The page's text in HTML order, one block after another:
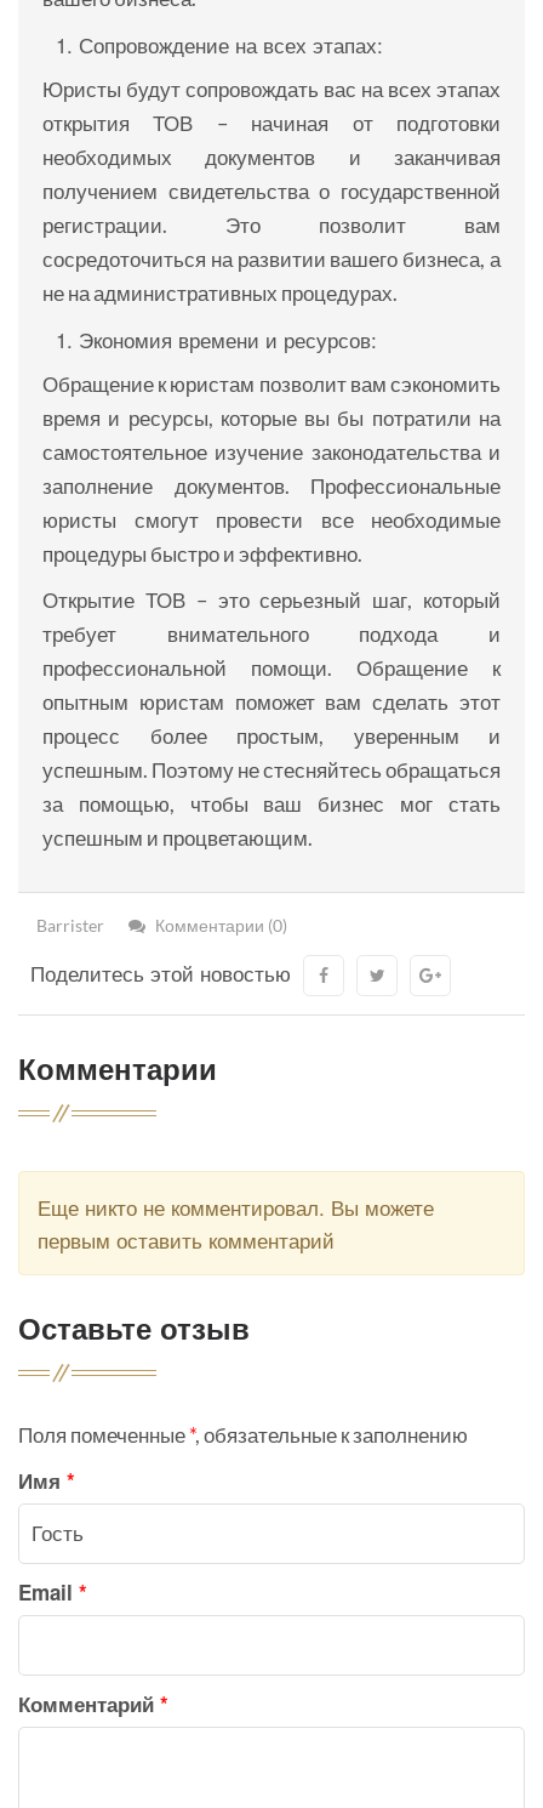
Сопровождение на всех этапах:
Юристы будут сопровождать вас на всех этапах
открытия ТОВ – начиная от подготовки
необходимых документов и заканчивая
получением свидетельства о государственной
регистрации. Это позволит вам
сосредоточиться на развитии вашего бизнеса, а
не на административных процедурах.
Экономия времени и ресурсов:
Обращение к юристам позволит вам сэкономить
время и ресурсы, которые вы бы потратили на
самостоятельное изучение законодательства и
заполнение документов. Профессиональные
юристы смогут провести все необходимые
процедуры быстро и эффективно.
Открытие ТОВ – это серьезный шаг, который
требует внимательного подхода и
профессиональной помощи. Обращение к
опытным юристам поможет вам сделать этот
процесс более простым, уверенным и
успешным. Поэтому не стесняйтесь обращаться
за помощью, чтобы ваш бизнес мог стать
успешным и процветающим.
Barrister Комментарии (0)
Поделитесь этой новостью
Комментарии
Еще никто не комментировал. Вы можете
первым оставить комментарий
Оставьте отзыв
Поля помеченные*, обязательные к заполнению
Имя *
Email *
Комментарий *